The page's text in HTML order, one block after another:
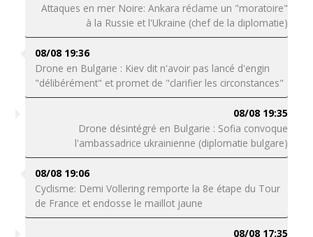
Attaques en mer Noire: Ankara réclame un "moratoire"
à la Russie et l'Ukraine (chef de la diplomatie)
08/08 19:36
Drone en Bulgarie : Kiev dit n'avoir pas lancé d'engin
"délibérément" et promet de "clarifier les circonstances"
08/08 19:35
Drone désintégré en Bulgarie : Sofia convoque
l'ambassadrice ukrainienne (diplomatie bulgare)
08/08 19:06
Cyclisme: Demi Vollering remporte la 8e étape du Tour
de France et endosse le maillot jaune
08/08 17:35